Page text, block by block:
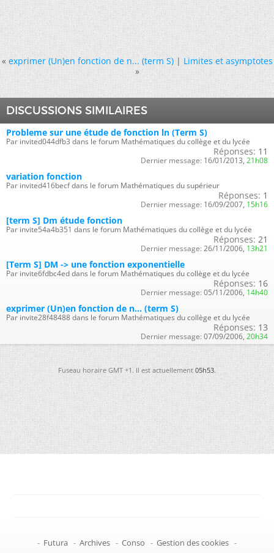
« exprimer (Un)en fonction de n... (term S)| Limites et asymptotes
»
DISCUSSIONS SIMILAIRES
Probleme sur une étude de fonction ln (Term S)
Par invited044dfb3 dans le forum Mathématiques du collège et du lycée
Réponses: 11
Dernier message: 16/01/2013, 21h08
variation fonction
Par invited416becf dans le forum Mathématiques du supérieur
Réponses: 1
Dernier message: 16/09/2007, 15h16
[term S] Dm étude fonction
Par invite54a4b351 dans le forum Mathématiques du collège et du lycée
Réponses: 21
Dernier message: 26/11/2006, 13h21
[Term S] DM -> une fonction exponentielle
Par invite6fdbc4ed dans le forum Mathématiques du collège et du lycée
Réponses: 16
Dernier message: 05/11/2006, 14h40
exprimer (Un)en fonction de n... (term S)
Par invite28f48488 dans le forum Mathématiques du collège et du lycée
Réponses: 13
Dernier message: 07/09/2006, 20h34
Fuseau horaire GMT +1. Il est actuellement05h53.
- Futura - Archives - Conso - Gestion des cookies -